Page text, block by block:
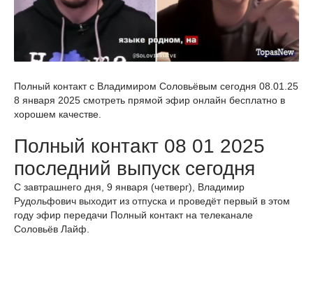
Полный контакт с Владимиром Соловьёвым сегодня 08.01.25
8 января 2025 смотреть прямой эфир онлайн бесплатно в
хорошем качестве.
Полный контакт 08 01 2025
последний выпуск сегодня
С завтрашнего дня, 9 января (четверг), Владимир
Рудольфович выходит из отпуска и проведёт первый в этом
году эфир передачи Полный контакт на телеканале
Соловьёв Лайф.